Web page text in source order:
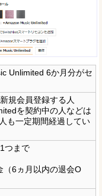
Unlimited 6か月分がセ
規会員登録する人
を契約中の人などは
も一定期間経過してい
つまで
（6ヵ月以内の退会O